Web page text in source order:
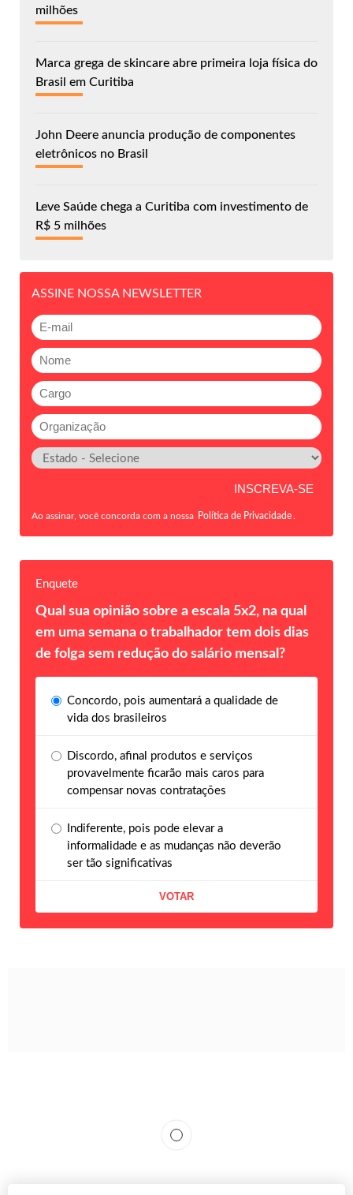
milhões
Marca grega de skincare abre primeira loja física do
Brasil em Curitiba
John Deere anuncia produção de componentes
eletrônicos no Brasil
Leve Saúde chega a Curitiba com investimento de
R$ 5 milhões
ASSINE NOSSA NEWSLETTER
Ao assinar, você concorda com a nossa Política de Privacidade
Enquete
Qual sua opinião sobre a escala 5x2, na qual
em uma semana o trabalhador tem dois dias
de folga sem redução do salário mensal?
Concordo, pois aumentará a qualidade de
vida dos brasileiros
Discordo, afinal produtos e serviços
provavelmente ficarão mais caros para
compensar novas contratações
Indiferente, pois pode elevar a
informalidade e as mudanças não deverão
ser tão significativas